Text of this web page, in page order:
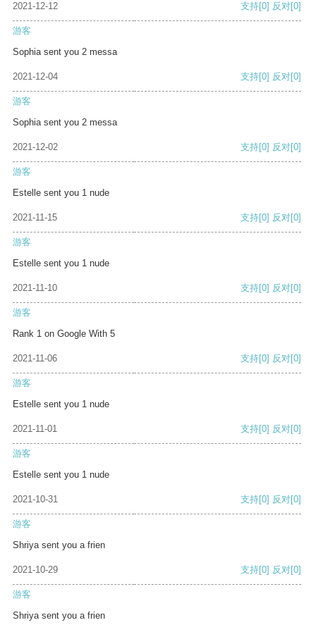
2021-12-12 支持[0] 反对[0]
游客
Sophia sent you 2 messa
2021-12-04 支持[0] 反对[0]
游客
Sophia sent you 2 messa
2021-12-02 支持[0] 反对[0]
游客
Estelle sent you 1 nude
2021-11-15 支持[0] 反对[0]
游客
Estelle sent you 1 nude
2021-11-10 支持[0] 反对[0]
游客
Rank 1 on Google With 5
2021-11-06 支持[0] 反对[0]
游客
Estelle sent you 1 nude
2021-11-01 支持[0] 反对[0]
游客
Estelle sent you 1 nude
2021-10-31 支持[0] 反对[0]
游客
Shriya sent you a frien
2021-10-29 支持[0] 反对[0]
游客
Shriya sent you a frien